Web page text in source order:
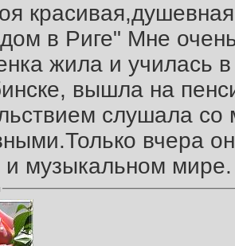
в Риге" Мне
жила и училась
вышла на
слушала со
вчера
и музыкальном мире.